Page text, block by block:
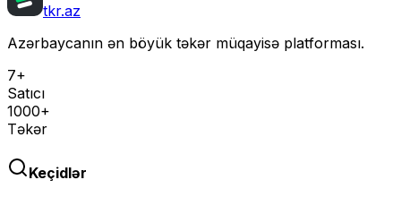
tkr.az
Azərbaycanın ən böyük təkər müqayisə platforması.
7+
Satıcı
1000+
Təkər
Keçidlər